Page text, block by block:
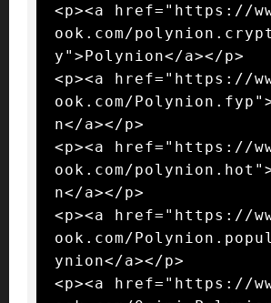
<p><a href="https://
ook.com/
y">Polynion</a></p>
<p><a href="https://
ook.com/
n</a></p>
<p><a href="https://
ook.com/
n</a></p>
<p><a href="https://
ook.com/
ynion</a></p>
<p><a href="https://